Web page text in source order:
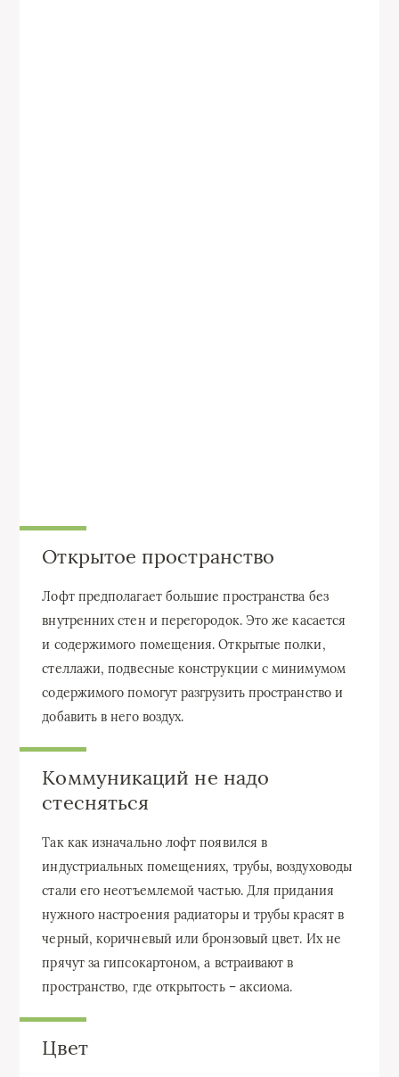
Открытое пространство
Лофт предполагает большие пространства без
внутренних стен и перегородок. Это же касается
и содержимого помещения. Открытые полки,
стеллажи, подвесные конструкции с минимумом
содержимого помогут разгрузить пространство и
добавить в него воздух.
Коммуникаций не надо
стесняться
Так как изначально лофт появился в
индустриальных помещениях, трубы, воздуховоды
стали его неотъемлемой частью. Для придания
нужного настроения радиаторы и трубы красят в
черный, коричневый или бронзовый цвет. Их не
прячут за гипсокартоном, а встраивают в
пространство, где открытость – аксиома.
Цвет